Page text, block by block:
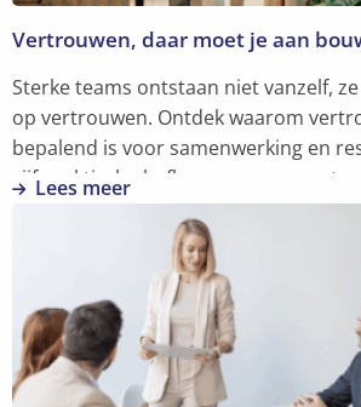
Vertrouwen, daar moet je aan
Sterke teams ontstaan niet vanzelf,
op vertrouwen. Ontdek waarom
bepalend is voor samenwerking en
vijf praktische hefbomen om er
Lees meer
Vertrouwen,
daar
moet
je